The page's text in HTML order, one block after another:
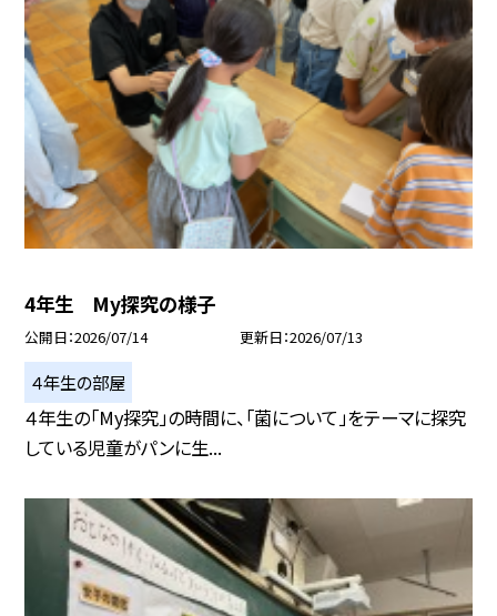
4年生 My探究の様子
公開日 2026/07/14 更新日 2026/07/13
４年生の部屋
４年生の「My探究」の時間に、「菌について」をテーマに探究
している児童がパンに生...